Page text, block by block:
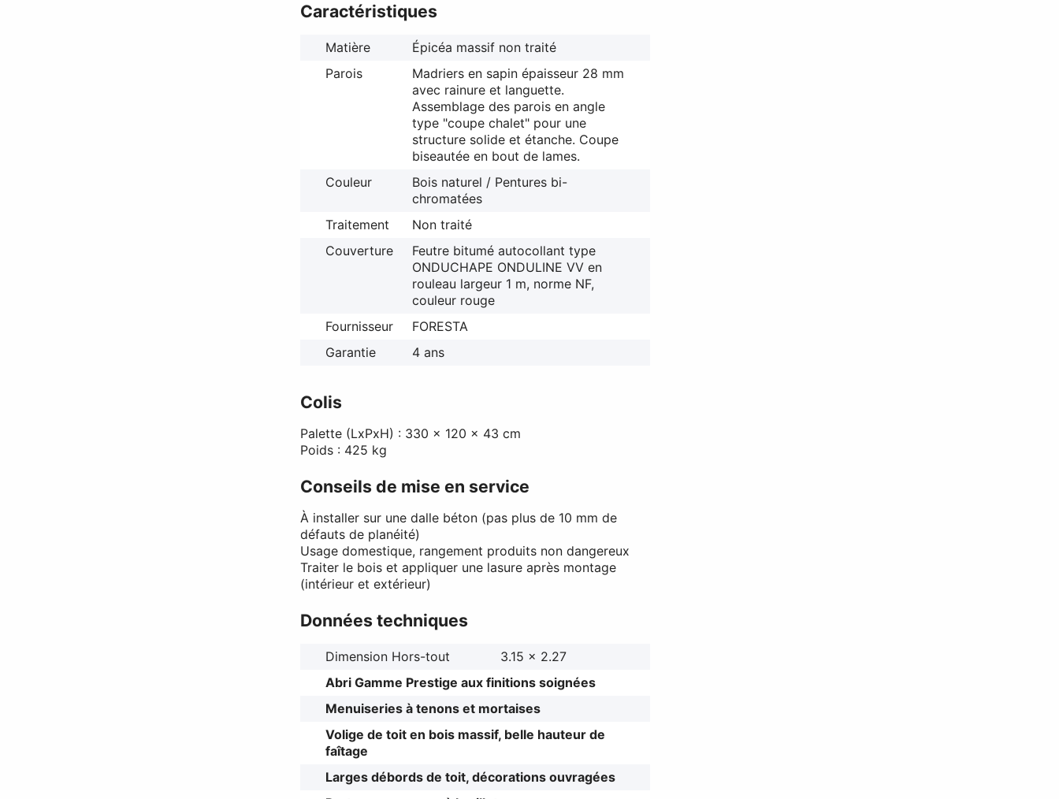
Caractéristiques
Matière
Épicéa massif non traité
Parois
Madriers en sapin épaisseur 28 mm
avec rainure et languette.
Assemblage des parois en angle
type "coupe chalet" pour une
structure solide et étanche. Coupe
biseautée en bout de lames.
Couleur
Bois naturel / Pentures bi-
chromatées
Traitement
Non traité
Couverture
Feutre bitumé autocollant type
ONDUCHAPE ONDULINE VV en
rouleau largeur 1 m, norme NF,
couleur rouge
Fournisseur
FORESTA
Garantie
4 ans
Colis
Palette (LxPxH) : 330 x 120 x 43 cm
Poids : 425 kg
Conseils de mise en service
À installer sur une dalle béton (pas plus de 10 mm de
défauts de planéité)
Usage domestique, rangement produits non dangereux
Traiter le bois et appliquer une lasure après montage
(intérieur et extérieur)
Données techniques
Dimension Hors-tout
3.15 x 2.27
Abri Gamme Prestige aux finitions soignées
Menuiseries à tenons et mortaises
Volige de toit en bois massif, belle hauteur de
faîtage
Larges débords de toit, décorations ouvragées